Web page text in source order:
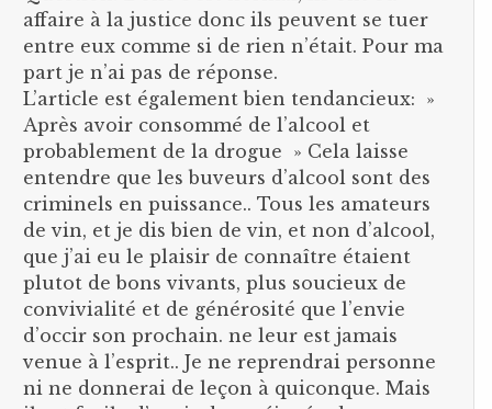
affaire à la justice donc ils peuvent se tuer
entre eux comme si de rien n’était. Pour ma
part je n’ai pas de réponse.
L’article est également bien tendancieux: »
Après avoir consommé de l’alcool et
probablement de la drogue » Cela laisse
entendre que les buveurs d’alcool sont des
criminels en puissance.. Tous les amateurs
de vin, et je dis bien de vin, et non d’alcool,
que j’ai eu le plaisir de connaître étaient
plutot de bons vivants, plus soucieux de
convivialité et de générosité que l’envie
d’occir son prochain. ne leur est jamais
venue à l’esprit.. Je ne reprendrai personne
ni ne donnerai de leçon à quiconque. Mais